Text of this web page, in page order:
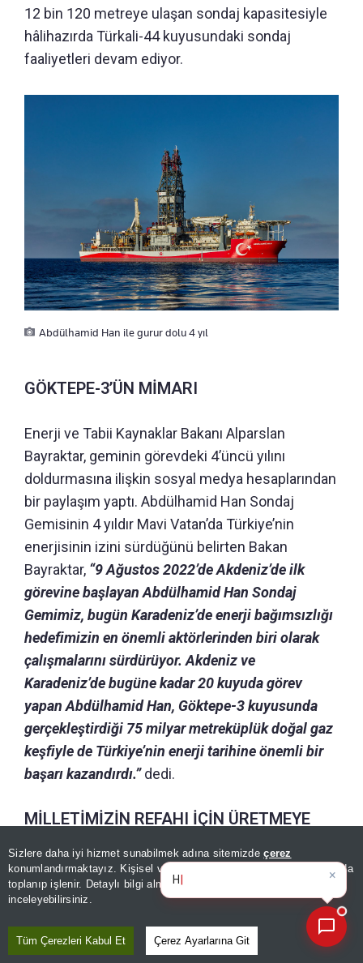
Sizlere daha iyi hizmet sunabilmek adına sitemizdeçerez
konumlandırmaktayız. Kişisel verileriniz, KVKK ve GDPR kapsamında
toplanıp işlenir. Detaylı bilgi almak için
inceleyebilirsiniz.
Tüm Çerezleri Kabul Et Çerez Ayarlarına Git
12 bin 120 metreye ulaşan sondaj kapasitesiyle
hâlihazırda Türkali-44 kuyusundaki sondaj
faaliyetleri devam ediyor.
Abdülhamid Han ile gurur dolu 4 yıl
GÖKTEPE-3’ÜN MİMARI
Enerji ve Tabii Kaynaklar Bakanı Alparslan
Bayraktar, geminin görevdeki 4’üncü yılını
doldurmasına ilişkin sosyal medya hesaplarından
bir paylaşım yaptı. Abdülhamid Han Sondaj
Gemisinin 4 yıldır Mavi Vatan’da Türkiye’nin
enerjisinin izini sürdüğünü belirten Bakan
Bayraktar, “9 Ağustos 2022’de Akdeniz’de ilk
görevine başlayan Abdülhamid Han Sondaj
Gemimiz, bugün Karadeniz’de enerji bağımsızlığı
hedefimizin en önemli aktörlerinden biri olarak
çalışmalarını sürdürüyor. Akdeniz ve
Karadeniz’de bugüne kadar 20 kuyuda görev
yapan Abdülhamid Han, Göktepe-3 kuyusunda
gerçekleştirdiği 75 milyar metreküplük doğal gaz
keşfiyle de Türkiye’nin enerji tarihine önemli bir
başarı kazandırdı.”dedi.
MİLLETİMİZİN REFAHI İÇİN ÜRETMEYE
Bakan Bayraktar,“6 derin deniz sondaj gemimiz
ve 2 sismik araştırma gemimizle, dünyanın 4.
büyük enerji filosuna sahip ülkesi olarak Mavi
Vatan’daki gücümüzü her geçen gün artırıyoruz.
×
Bugünün öne çıkan manşetleri
v